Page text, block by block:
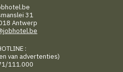
31
Antwerp
:
van advertenties)
111.000